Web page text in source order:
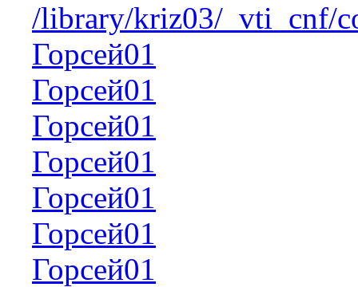
/library/kriz03/_vti_cnf/
Горсей01
Горсей01
Горсей01
Горсей01
Горсей01
Горсей01
Горсей01